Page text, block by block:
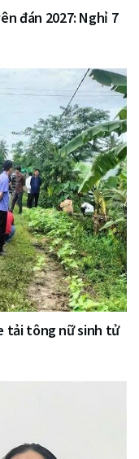
đán 2027: Nghỉ 7
tải tông nữ sinh tử